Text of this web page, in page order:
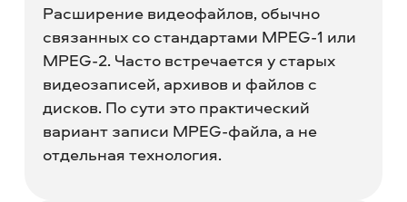
Расширение видеофайлов, обычно
связанных со стандартами MPEG-1 или
MPEG-2. Часто встречается у старых
видеозаписей, архивов и файлов с
дисков. По сути это практический
вариант записи MPEG-файла, а не
отдельная технология.